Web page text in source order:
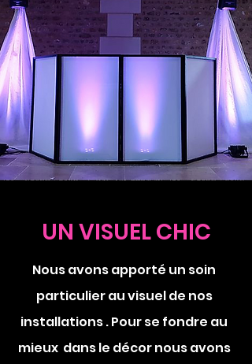
UN VISUEL CHIC
Nous avons apporté un soin
particulier au visuel de nos
installations . Pour se fondre au
mieux dans le décor nous avons